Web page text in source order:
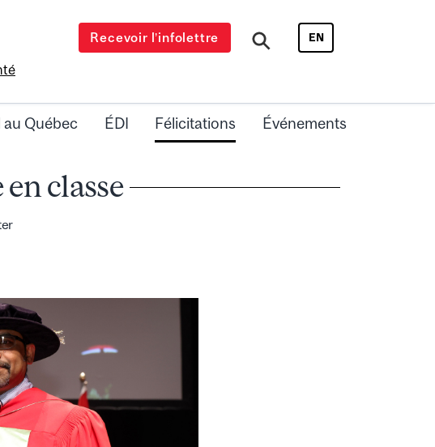
Recevoir l’infolettre EN
au Québec ÉDI Félicitations Événements
classe